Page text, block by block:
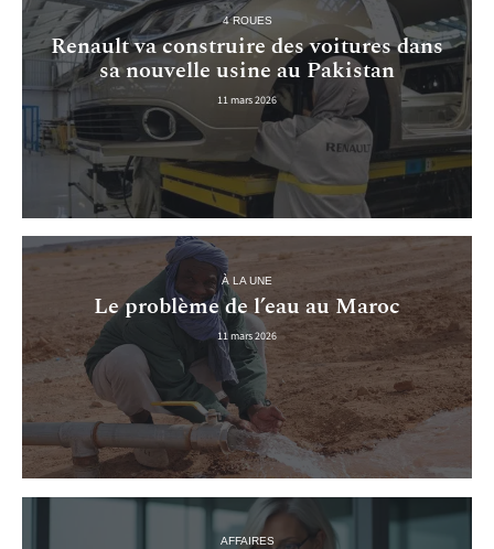
4 ROUES
Renault va construire des voitures dans
sa nouvelle usine au Pakistan
11 mars 2026
À LA UNE
Le problème de l’eau au Maroc
11 mars 2026
AFFAIRES